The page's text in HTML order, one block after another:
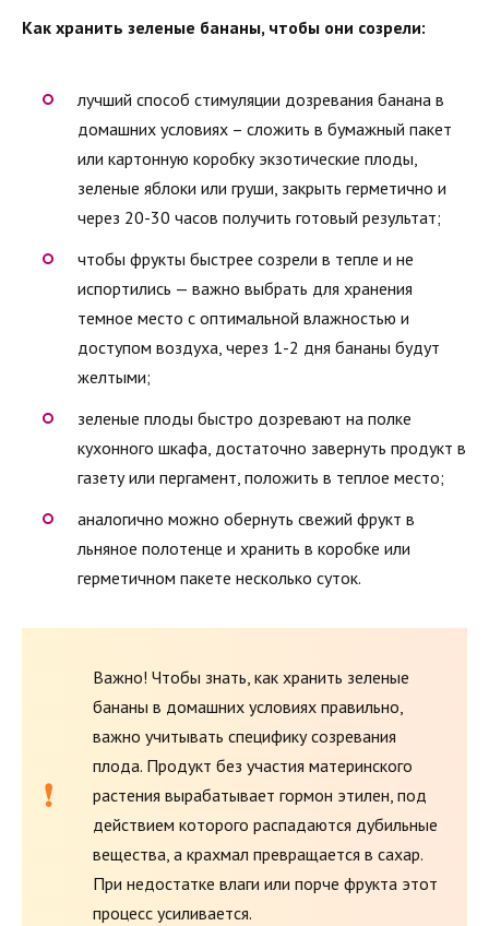
Как хранить зеленые бананы, чтобы они созрели:
лучший способ стимуляции дозревания банана в
домашних условиях – сложить в бумажный пакет
или картонную коробку экзотические плоды,
зеленые яблоки или груши, закрыть герметично и
через 20-30 часов получить готовый результат;
чтобы фрукты быстрее созрели в тепле и не
испортились — важно выбрать для хранения
темное место с оптимальной влажностью и
доступом воздуха, через 1-2 дня бананы будут
желтыми;
зеленые плоды быстро дозревают на полке
кухонного шкафа, достаточно завернуть продукт в
газету или пергамент, положить в теплое место;
аналогично можно обернуть свежий фрукт в
льняное полотенце и хранить в коробке или
герметичном пакете несколько суток.
Важно! Чтобы знать, как хранить зеленые
бананы в домашних условиях правильно,
важно учитывать специфику созревания
плода. Продукт без участия материнского
растения вырабатывает гормон этилен, под
действием которого распадаются дубильные
вещества, а крахмал превращается в сахар.
При недостатке влаги или порче фрукта этот
процесс усиливается.